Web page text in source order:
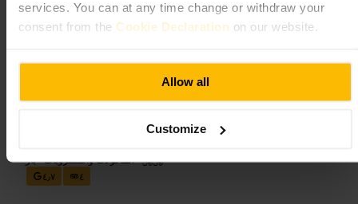
services. You can at any time change or withdraw your
consent from the Cookie Declaration on our website.
Allow all
Customize
احجز طاولة للمجموعات الكبيرة، او انطلق مبكراً للحصول على مقعد عند
البار. ارتدِ ملابس مريحة واوجد خطة للعودة إذا تخطت سهرتك منتصف
تونايت جوزفين شورديتش
﷼﷼•المأكولات والمشروبات•بار
٤٫٧
٤